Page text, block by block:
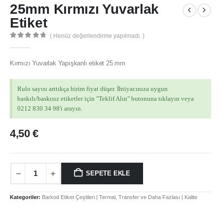
25mm Kırmızı Yuvarlak
Etiket
( Henüz değerlendirme yapılmadı. )
Kırmızı Yuvarlak Yapışkanlı etiket 25 mm
Rulo sayısı arttıkça birim fiyat düşer. İhtiyacınıza uygun
baskılı/baskısız etiketler için "Teklif Alın" butonuna tıklayın veya
0212 830 34 98'i arayın.
4,50 €
SEPETE EKLE
Kategoriler: Barkod Etiket Çeşitleri | Termal, Transfer ve Daha Fazlası | Kalite
MÜŞTERI HIZMETLERI
Hesabım